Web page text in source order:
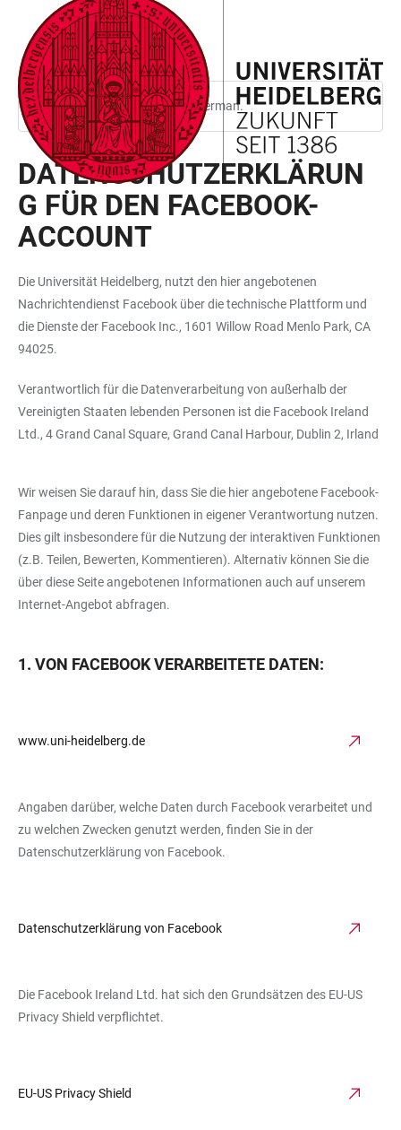
ACCESSIBILITY
LINKS
JUMP
TO
MAIN
CONTENT
OPEN
MAIN
NAVIGATION
OPEN
SEARCH
FORM
This page is only available in German.
DATENSCHUTZERKLÄRUN
G FÜR DEN FACEBOOK-
ACCOUNT
Die Universität Heidelberg, nutzt den hier angebotenen
Nachrichtendienst Facebook über die technische Plattform und
die Dienste der Facebook Inc., 1601 Willow Road Menlo Park, CA
94025.
Verantwortlich für die Datenverarbeitung von außerhalb der
Vereinigten Staaten lebenden Personen ist die Facebook Ireland
Ltd., 4 Grand Canal Square, Grand Canal Harbour, Dublin 2, Irland
Wir weisen Sie darauf hin, dass Sie die hier angebotene Facebook-
Fanpage und deren Funktionen in eigener Verantwortung nutzen.
Dies gilt insbesondere für die Nutzung der interaktiven Funktionen
(z.B. Teilen, Bewerten, Kommentieren). Alternativ können Sie die
über diese Seite angebotenen Informationen auch auf unserem
Internet-Angebot abfragen.
1. VON FACEBOOK VERARBEITETE DATEN:
www.uni-heidelberg.de
Angaben darüber, welche Daten durch Facebook verarbeitet und
zu welchen Zwecken genutzt werden, finden Sie in der
Datenschutzerklärung von Facebook.
Datenschutzerklärung von Facebook
Die Facebook Ireland Ltd. hat sich den Grundsätzen des EU-US
Privacy Shield verpflichtet.
EU-US Privacy Shield